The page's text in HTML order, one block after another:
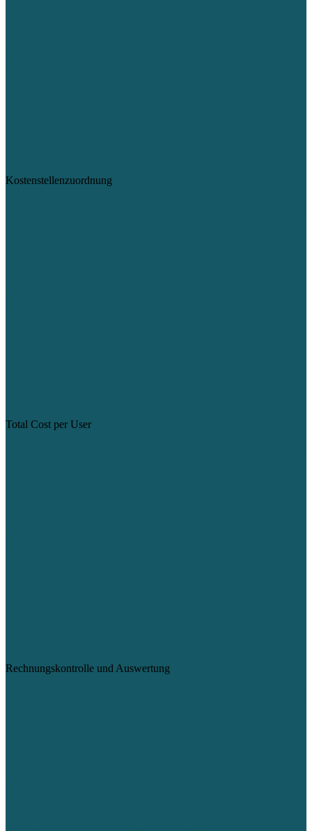
Kostenstellenzuordnung
Total Cost per User
Rechnungskontrolle und Auswertung